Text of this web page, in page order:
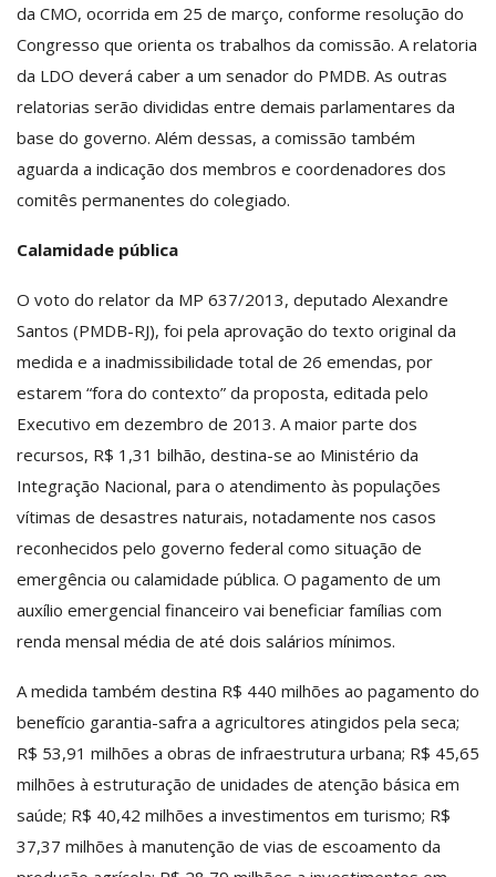
da CMO, ocorrida em 25 de março, conforme resolução do
Congresso que orienta os trabalhos da comissão. A relatoria
da LDO deverá caber a um senador do PMDB. As outras
relatorias serão divididas entre demais parlamentares da
base do governo. Além dessas, a comissão também
aguarda a indicação dos membros e coordenadores dos
comitês permanentes do colegiado.
Calamidade pública
O voto do relator da MP 637/2013, deputado Alexandre
Santos (PMDB-RJ), foi pela aprovação do texto original da
medida e a inadmissibilidade total de 26 emendas, por
estarem “fora do contexto” da proposta, editada pelo
Executivo em dezembro de 2013. A maior parte dos
recursos, R$ 1,31 bilhão, destina-se ao Ministério da
Integração Nacional, para o atendimento às populações
vítimas de desastres naturais, notadamente nos casos
reconhecidos pelo governo federal como situação de
emergência ou calamidade pública. O pagamento de um
auxílio emergencial financeiro vai beneficiar famílias com
renda mensal média de até dois salários mínimos.
A medida também destina R$ 440 milhões ao pagamento do
benefício garantia-safra a agricultores atingidos pela seca;
R$ 53,91 milhões a obras de infraestrutura urbana; R$ 45,65
milhões à estruturação de unidades de atenção básica em
saúde; R$ 40,42 milhões a investimentos em turismo; R$
37,37 milhões à manutenção de vias de escoamento da